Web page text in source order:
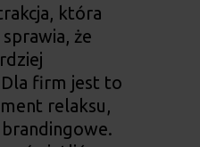
która
że
firm jest to
relaksu,